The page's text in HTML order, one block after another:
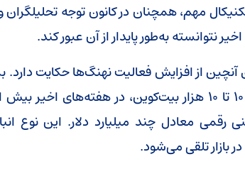
مهم، همچنان در کانون توجه تحلیلگران و
به‌طور پایدار از آن عبور کند.
آنچین از افزایش فعالیت نهنگ‌ها حکایت
رقمی معادل چند میلیارد دلار. این نوع
بازار تلقی می‌شود.